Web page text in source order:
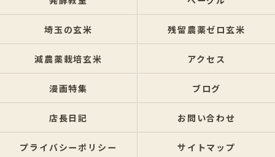
埼玉の玄米 残留農薬ゼロ玄米
減農薬栽培玄米 アクセス
漫画特集 ブログ
店長日記 お問い合わせ
プライバシーポリシー サイトマップ